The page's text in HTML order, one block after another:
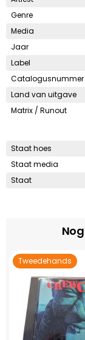
Genre
Media
Jaar
Label
Catalogusnummer
Land van uitgave
Matrix / Runout
Staat hoes
Staat media
Staat
Tweedehands